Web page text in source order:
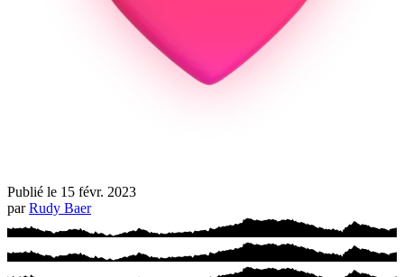
Publié le 15 févr. 2023
par Rudy Baer